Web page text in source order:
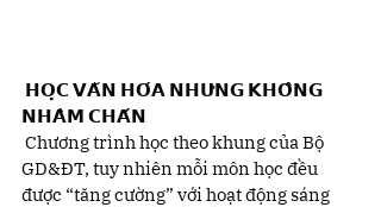
𝗛𝗢̣𝗖 𝗩𝗔̆𝗡 𝗛𝗢́𝗔 𝗡𝗛𝗨̛𝗡𝗚 𝗞𝗛𝗢̂𝗡𝗚
𝗡𝗛𝗔̀𝗠 𝗖𝗛𝗔́𝗡
Chương trình học theo khung của Bộ
GD&ĐT, tuy nhiên mỗi môn học đều
được “tăng cường” với hoạt động sáng